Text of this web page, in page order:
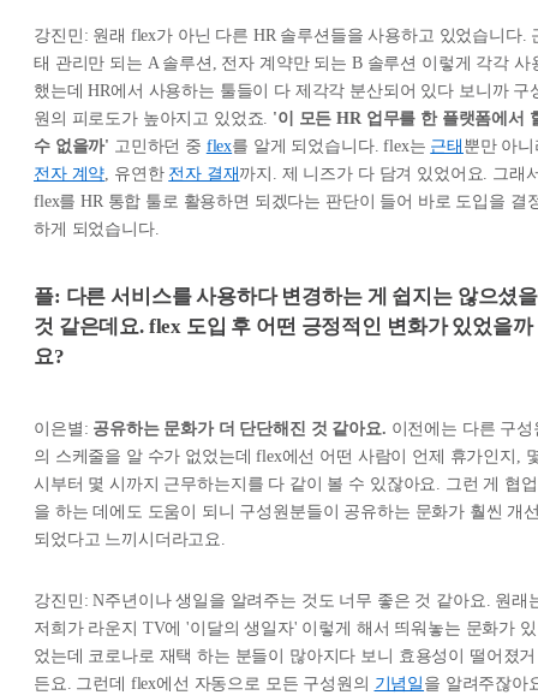
강진민: 원래 flex가 아닌 다른 HR 솔루션들을 사용하고 있었습니다.
태 관리만 되는 A 솔루션, 전자 계약만 되는 B 솔루션 이렇게 각각 사
했는데 HR에서 사용하는 툴들이 다 제각각 분산되어 있다 보니까 구
원의 피로도가 높아지고 있었죠. '이 모든 HR 업무를 한 플랫폼에서
수 없을까' 고민하던 중 flex를 알게 되었습니다. flex는 근태 뿐만 아니
전자 계약 , 유연한 전자 결재까지. 제 니즈가 다 담겨 있었어요. 그래
flex를 HR 통합 툴로 활용하면 되겠다는 판단이 들어 바로 도입을 결
하게 되었습니다.
플: 다른 서비스를 사용하다 변경하는 게 쉽지는 않으셨을
것 같은데요. flex 도입 후 어떤 긍정적인 변화가 있었을까
요?
이은별: 공유하는 문화가 더 단단해진 것 같아요. 이전에는 다른 구성
의 스케줄을 알 수가 없었는데 flex에선 어떤 사람이 언제 휴가인지,
시부터 몇 시까지 근무하는지를 다 같이 볼 수 있잖아요. 그런 게 협업
을 하는 데에도 도움이 되니 구성원분들이 공유하는 문화가 훨씬 개
되었다고 느끼시더라고요.
강진민: N주년이나 생일을 알려주는 것도 너무 좋은 것 같아요. 원래
저희가 라운지 TV에 '이달의 생일자' 이렇게 해서 띄워놓는 문화가 있
었는데 코로나로 재택 하는 분들이 많아지다 보니 효용성이 떨어졌거
든요. 그런데 flex에선 자동으로 모든 구성원의 기념일 을 알려주잖아